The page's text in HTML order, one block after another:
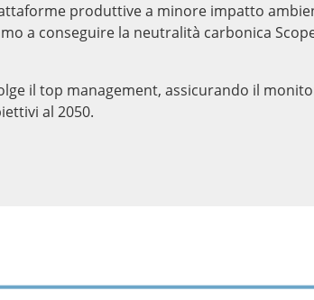
produttive a minore impatto
a conseguire la neutralità carbonica
il top management, assicurando il
al 2050.